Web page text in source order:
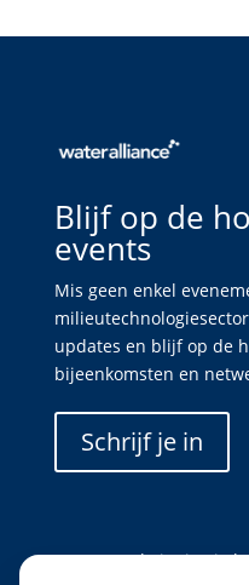
Blijf op de
events
Mis geen enkel
updates en blijf op de
bijeenkomsten en
Schrijf je in
Deze website is